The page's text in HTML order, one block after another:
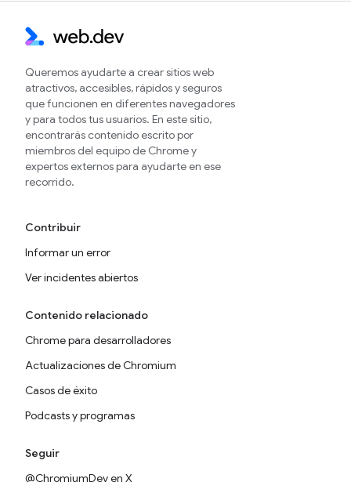
Queremos ayudarte a crear sitios web
atractivos, accesibles, rápidos y seguros
que funcionen en diferentes navegadores
y para todos tus usuarios. En este sitio,
encontrarás contenido escrito por
miembros del equipo de Chrome y
expertos externos para ayudarte en ese
recorrido.
Contribuir
Informar un error
Ver incidentes abiertos
Contenido relacionado
Chrome para desarrolladores
Actualizaciones de Chromium
Casos de éxito
Podcasts y programas
Seguir
@ChromiumDev en X